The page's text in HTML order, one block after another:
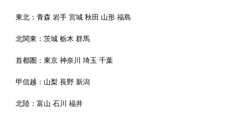
東北：青森 岩手 宮城 秋田 山形 福島
北関東：茨城 栃木 群馬
首都圏：東京 神奈川 埼玉 千葉
甲信越： 山梨 長野 新潟
北陸：富山 石川 福井